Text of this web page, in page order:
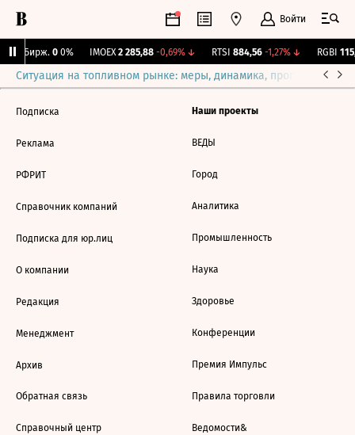
Войти
CNY Бирж. 0 0% IMOEX 2 285,88 -0,69%↓ RTSI 884,56 -1,27%↓ RGBI
Ситуация на топливном рынке: меры, динамика, прогнозы
Подписка
Реклама
РФРИТ
Справочник компаний
Подписка для юр.лиц
О компании
Редакция
Менеджмент
Архив
Обратная связь
Справочный центр
Наши проекты
ВЕДЫ
Город
Аналитика
Промышленность
Наука
Здоровье
Конференции
Премия Импульс
Правила торговли
Ведомости&